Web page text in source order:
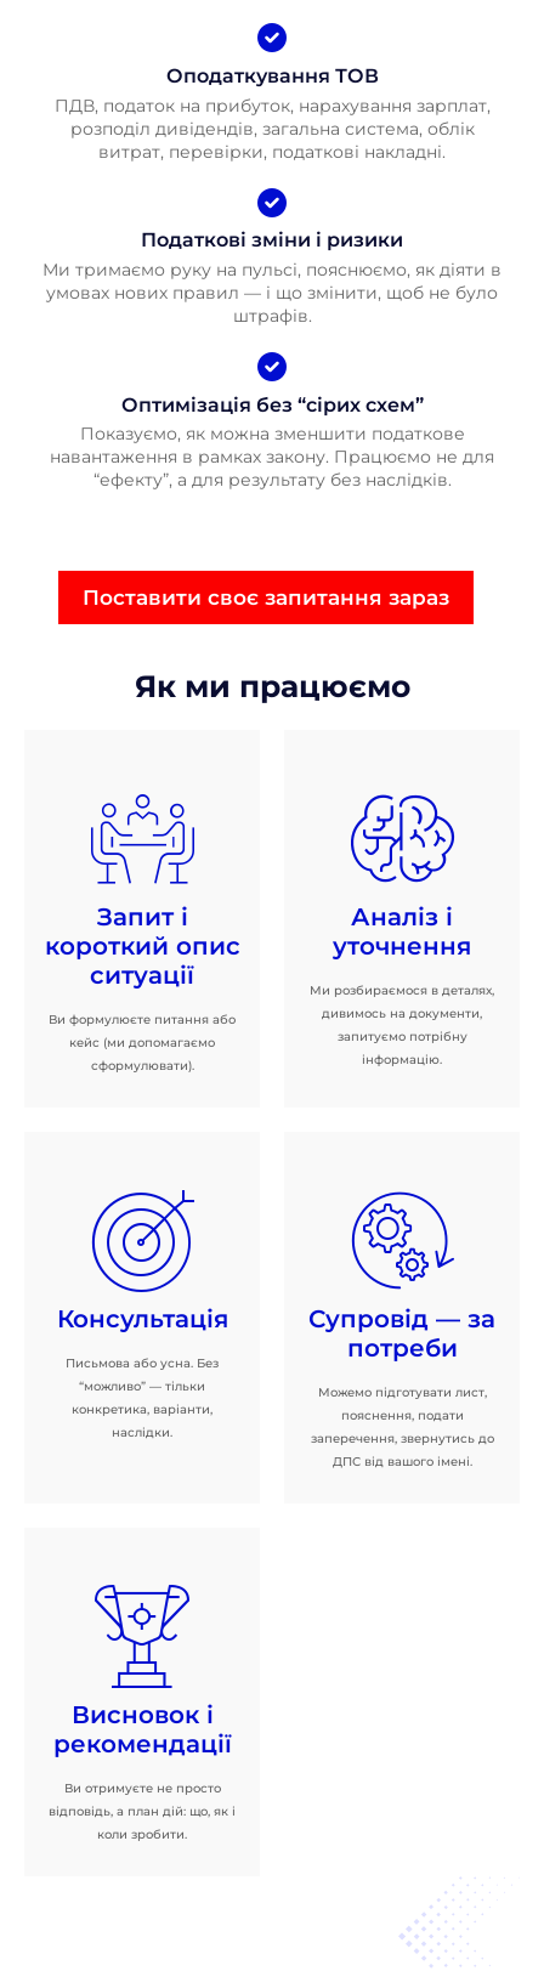
Оподаткування ТОВ
ПДВ, податок на прибуток, нарахування зарплат,
розподіл дивідендів, загальна система, облік
витрат, перевірки, податкові накладні.
Податкові зміни і ризики
Ми тримаємо руку на пульсі, пояснюємо, як діяти в
умовах нових правил — і що змінити, щоб не було
штрафів.
Оптимізація без “сірих схем”
Показуємо, як можна зменшити податкове
навантаження в рамках закону. Працюємо не для
“ефекту”, а для результату без наслідків.
Поставити своє запитання зараз
Як ми працюємо
Запит і
короткий опис
ситуації
Ви формулюєте питання або
кейс (ми допомагаємо
сформулювати).
Аналіз і
уточнення
Ми розбираємося в деталях,
дивимось на документи,
запитуємо потрібну
інформацію.
Консультація
Письмова або усна. Без
“можливо” — тільки
конкретика, варіанти,
наслідки.
Супровід — за
потреби
Можемо підготувати лист,
пояснення, подати
заперечення, звернутись до
ДПС від вашого імені.
Висновок і
рекомендації
Ви отримуєте не просто
відповідь, а план дій: що, як і
коли зробити.